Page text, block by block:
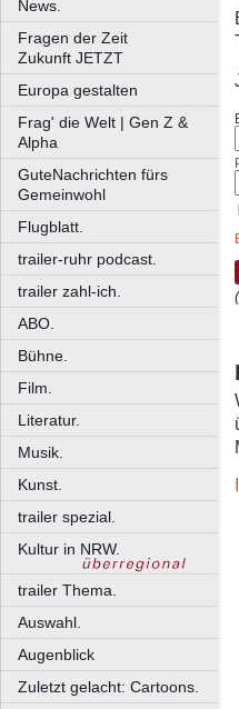
News.
Fragen der Zeit
Zukunft JETZT
Europa gestalten
Frag' die Welt | Gen Z &
Alpha
GuteNachrichten fürs
Gemeinwohl
Flugblatt.
trailer-ruhr podcast.
trailer zahl-ich.
ABO.
Bühne.
Film.
Literatur.
Musik.
Kunst.
trailer spezial.
Kultur in NRW.
trailer Thema.
Auswahl.
Augenblick
Zuletzt gelacht: Cartoons.